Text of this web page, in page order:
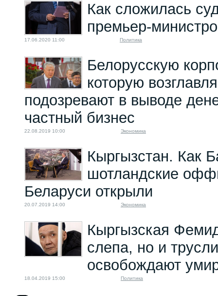
Как сложилась
премьер-
17.06.2020 11:00 Политика
Белорусскую
которую
подозревают в выводе
частный бизнес
22.08.2019 10:00 Экономика
Кыргызстан. Как
шотландские
Беларуси открыли
20.07.2019 14:00 Экономика
Кыргызская
слепа, но и
освобождают
18.04.2019 15:00 Политика